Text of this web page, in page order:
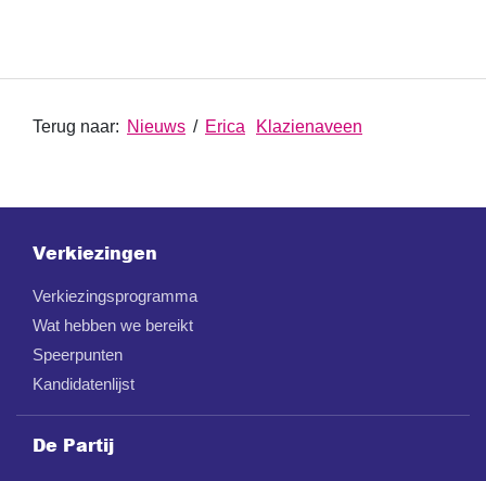
Terug naar: Nieuws / Erica Klazienaveen
Verkiezingen
Verkiezingsprogramma
Wat hebben we bereikt
Speerpunten
Kandidatenlijst
De Partij